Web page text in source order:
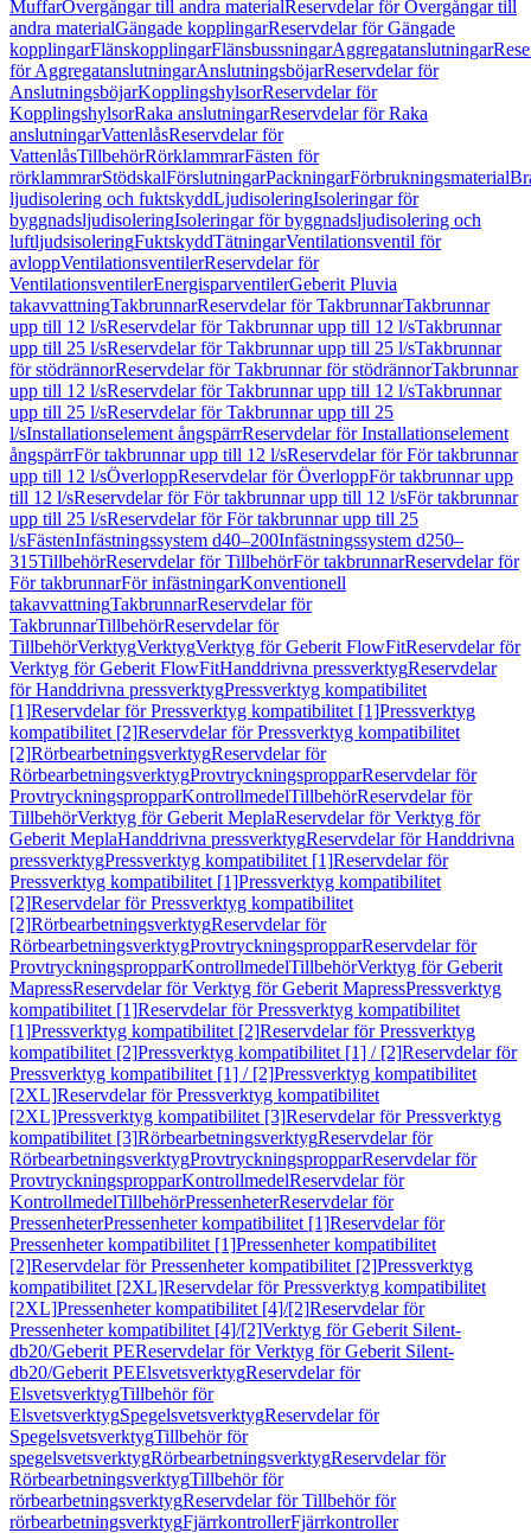
MuffarÖvergångar till andra materialReservdelar för Övergångar till
andra materialGängade kopplingarReservdelar för Gängade
kopplingarFlänskopplingarFlänsbussningarAggregatanslutningar
för AggregatanslutningarAnslutningsböjarReservdelar för
AnslutningsböjarKopplingshylsorReservdelar för
KopplingshylsorRaka anslutningarReservdelar för Raka
anslutningarVattenlåsReservdelar för
VattenlåsTillbehörRörklammrarFästen för
rörklammrarStödskalFörslutningarPackningarFörbrukningsmaterial
ljudisolering och fuktskyddLjudisoleringIsoleringar för
byggnadsljudisoleringIsoleringar för byggnadsljudisolering och
luftljudsisoleringFuktskyddTätningarVentilationsventil för
avloppVentilationsventilerReservdelar för
VentilationsventilerEnergisparventilerGeberit Pluvia
takavvattningTakbrunnarReservdelar för TakbrunnarTakbrunnar
upp till 12 l/sReservdelar för Takbrunnar upp till 12 l/sTakbrunnar
upp till 25 l/sReservdelar för Takbrunnar upp till 25 l/sTakbrunnar
för stödrännorReservdelar för Takbrunnar för stödrännorTakbrunnar
upp till 12 l/sReservdelar för Takbrunnar upp till 12 l/sTakbrunnar
upp till 25 l/sReservdelar för Takbrunnar upp till 25
l/sInstallationselement ångspärrReservdelar för Installationselement
ångspärrFör takbrunnar upp till 12 l/sReservdelar för För takbrunnar
upp till 12 l/sÖverloppReservdelar för ÖverloppFör takbrunnar upp
till 12 l/sReservdelar för För takbrunnar upp till 12 l/sFör takbrunnar
upp till 25 l/sReservdelar för För takbrunnar upp till 25
l/sFästenInfästningssystem d40–200Infästningssystem d250–
315TillbehörReservdelar för TillbehörFör takbrunnarReservdelar för
För takbrunnarFör infästningarKonventionell
takavvattningTakbrunnarReservdelar för
TakbrunnarTillbehörReservdelar för
TillbehörVerktygVerktygVerktyg för Geberit FlowFitReservdelar för
Verktyg för Geberit FlowFitHanddrivna pressverktygReservdelar
för Handdrivna pressverktygPressverktyg kompatibilitet
[1]Reservdelar för Pressverktyg kompatibilitet [1]Pressverktyg
kompatibilitet [2]Reservdelar för Pressverktyg kompatibilitet
[2]RörbearbetningsverktygReservdelar för
RörbearbetningsverktygProvtryckningspropparReservdelar för
ProvtryckningspropparKontrollmedelTillbehörReservdelar för
TillbehörVerktyg för Geberit MeplaReservdelar för Verktyg för
Geberit MeplaHanddrivna pressverktygReservdelar för Handdrivna
pressverktygPressverktyg kompatibilitet [1]Reservdelar för
Pressverktyg kompatibilitet [1]Pressverktyg kompatibilitet
[2]Reservdelar för Pressverktyg kompatibilitet
[2]RörbearbetningsverktygReservdelar för
RörbearbetningsverktygProvtryckningspropparReservdelar för
ProvtryckningspropparKontrollmedelTillbehörVerktyg för Geberit
MapressReservdelar för Verktyg för Geberit MapressPressverktyg
kompatibilitet [1]Reservdelar för Pressverktyg kompatibilitet
[1]Pressverktyg kompatibilitet [2]Reservdelar för Pressverktyg
kompatibilitet [2]Pressverktyg kompatibilitet [1] / [2]Reservdelar för
Pressverktyg kompatibilitet [1] / [2]Pressverktyg kompatibilitet
[2XL]Reservdelar för Pressverktyg kompatibilitet
[2XL]Pressverktyg kompatibilitet [3]Reservdelar för Pressverktyg
kompatibilitet [3]RörbearbetningsverktygReservdelar för
RörbearbetningsverktygProvtryckningspropparReservdelar för
ProvtryckningspropparKontrollmedelReservdelar för
KontrollmedelTillbehörPressenheterReservdelar för
PressenheterPressenheter kompatibilitet [1]Reservdelar för
Pressenheter kompatibilitet [1]Pressenheter kompatibilitet
[2]Reservdelar för Pressenheter kompatibilitet [2]Pressverktyg
kompatibilitet [2XL]Reservdelar för Pressverktyg kompatibilitet
[2XL]Pressenheter kompatibilitet [4]/[2]Reservdelar för
Pressenheter kompatibilitet [4]/[2]Verktyg för Geberit Silent-
db20/Geberit PEReservdelar för Verktyg för Geberit Silent-
db20/Geberit PEElsvetsverktygReservdelar för
ElsvetsverktygTillbehör för
ElsvetsverktygSpegelsvetsverktygReservdelar för
SpegelsvetsverktygTillbehör för
spegelsvetsverktygRörbearbetningsverktygReservdelar för
RörbearbetningsverktygTillbehör för
rörbearbetningsverktygReservdelar för Tillbehör för
rörbearbetningsverktygFjärrkontrollerFjärrkontroller